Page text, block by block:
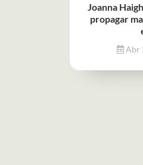
Joanna
propagar
Abr